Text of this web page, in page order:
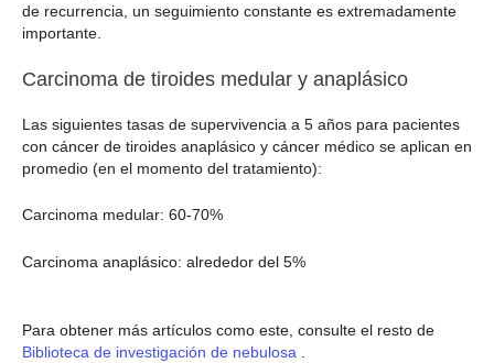
de recurrencia, un seguimiento constante es extremadamente
importante.
Carcinoma de tiroides medular y anaplásico
Las siguientes tasas de supervivencia a 5 años para pacientes
con cáncer de tiroides anaplásico y cáncer médico se aplican en
promedio (en el momento del tratamiento):
Carcinoma medular: 60-70%
Carcinoma anaplásico: alrededor del 5%
Para obtener más artículos como este, consulte el resto de
Biblioteca de investigación de nebulosa